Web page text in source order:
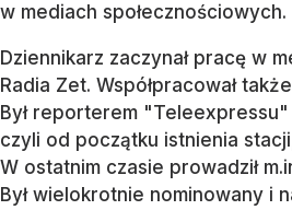
w mediach społecznościowych.
Dziennikarz zaczynał pracę w
Radia Zet. Współpracował
Był reporterem "Teleexpressu"
czyli od początku istnienia
W ostatnim czasie prowadził
Był wielokrotnie nominowany i